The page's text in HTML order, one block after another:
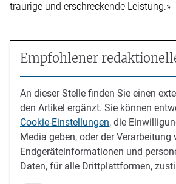
traurige und erschreckende Leistung.»
Empfohlener
An dieser Stelle finden Sie einen
den Artikel ergänzt. Sie können
Cookie-Einstellungen, die
Media geben, oder der Verarbeitung
Endgeräteinformationen und
Daten, für alle Drittplattformen,